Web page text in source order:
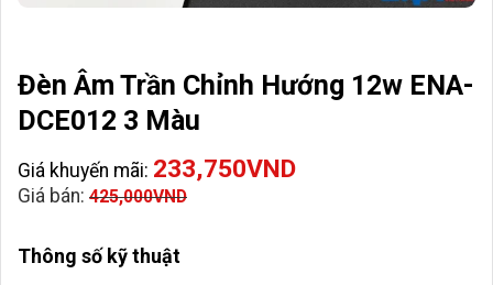
Đèn Âm Trần Chỉnh Hướng 12w ENA-
DCE012 3 Màu
Giá khuyến mãi: 233,750VND
Giá bán: 425,000VND
Thông số kỹ thuật